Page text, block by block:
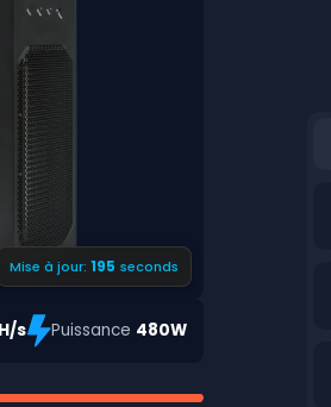
Mise à jour: 194 seconds
s Puissance 480W